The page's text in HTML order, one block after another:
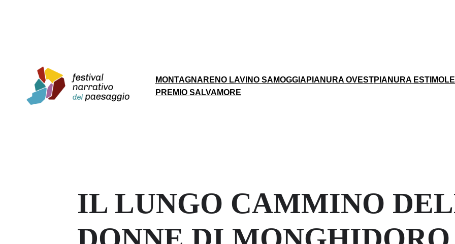
MONTAGNA RENO LAVINO SAMOGGIA PIANURA OVESTPIANURA EST
PREMIO SALVAMORE
IL LUNGO CAMMINO